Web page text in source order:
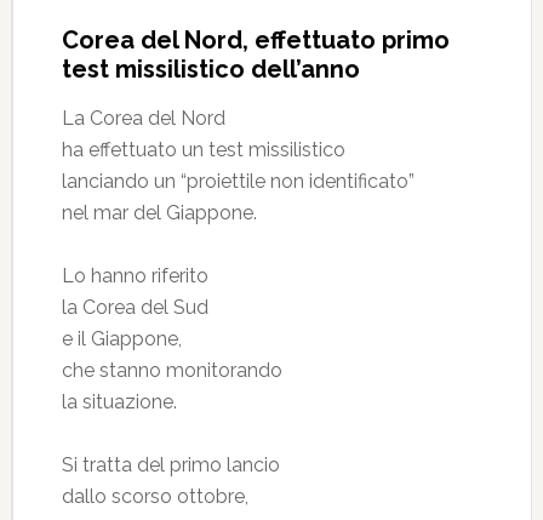
Corea del Nord, effettuato primo
test missilistico dell’anno
La Corea del Nord
ha effettuato un test missilistico
lanciando un “proiettile non identificato”
nel mar del Giappone.
Lo hanno riferito
la Corea del Sud
e il Giappone,
che stanno monitorando
la situazione.
Si tratta del primo lancio
dallo scorso ottobre,